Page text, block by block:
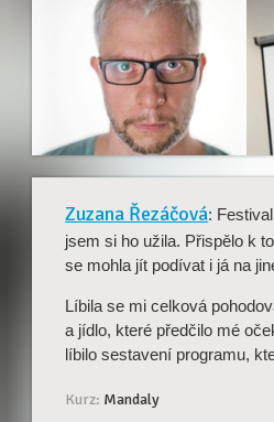
Zuzana Řezáčová:
jsem si ho užila. Přispělo k
se mohla jít podívat i já na
Líbila se mi celková
a jídlo, které předčilo mé
líbilo sestavení programu,
Kurz: Mandaly